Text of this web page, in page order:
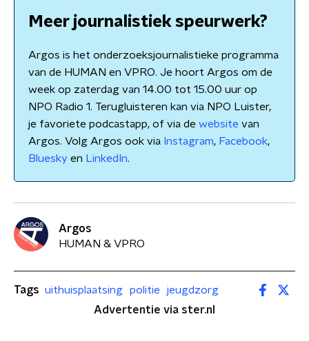
Meer journalistiek speurwerk?
Argos is het onderzoeksjournalistieke programma
van de HUMAN en VPRO. Je hoort Argos om de
week op zaterdag van 14.00 tot 15.00 uur op
NPO Radio 1. Terugluisteren kan via NPO Luister,
je favoriete podcastapp, of via de website van
Argos. Volg Argos ook via Instagram, Facebook,
Bluesky en LinkedIn.
Argos
HUMAN & VPRO
Tags uithuisplaatsing politie
jeugdzorg
Advertentie via ster.nl